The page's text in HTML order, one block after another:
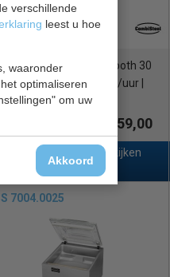
verschillende
leest u hoe
waaronder
optimaliseren
om uw
Akkoord
| Smooth 30
| vacuümpomp 8 m³/uur |
28 cm
€ 2059,00
bekijken
7004.0025